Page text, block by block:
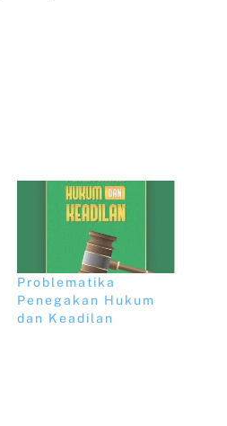
Problematika
Penegakan Hukum
dan Keadilan